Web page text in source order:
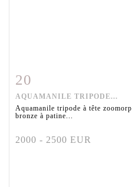
20
AQUAMANILE TRIPODE...
Aquamanile tripode à tête
bronze à patine...
2000 - 2500 EUR